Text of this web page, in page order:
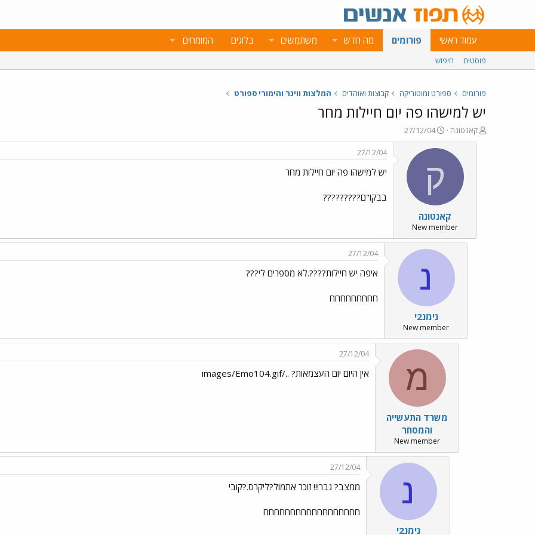
עמוד ראשי פורומים מה חדש משתמשים בלוגים המומחים
פוסטים חיפוש
פורומים ספורט ומוטוריקה קבוצות ואוהדים המלצות ווינר והימורי ספורט
יש למישהו פה יום חיילות מחר
פ
ו
קאנטונה
פ
ו
ר
ם
ב
א
ר
י
ך
27/12/04
ק
קאנטונה
New member
27/12/04
יש למישהו פה יום חיילות מחר
בבקו"ם?????????
נ
נימנ2י
New member
27/12/04
איפה יש חיילות????.לא מספרים לי???
חחחחחחחחח
מ
משרד התעשייה
והמסחר
New member
27/12/04
אין היום יום העצמאות? ../images/Emo104.gif
נ
נימנ2י
27/12/04
ממצב? גבר!!! זוכר אתמול?ליקרס.?קובי
חחחחחחחחחחחחחחחחחח